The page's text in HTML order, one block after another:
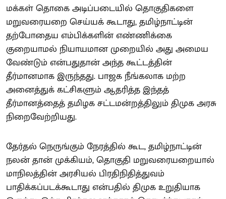
மக்கள் தொகை அடிப்படையில் தொகுதிகளை
மறுவரையறை செய்யக் கூடாது, தமிழ்நாட்டின்
தற்போதைய எம்பிக்களின் எண்ணிக்கை
குறையாமல் நியாயமான முறையில் அது அமைய
வேண்டும் என்பதுதான் அந்த கூட்டத்தின்
தீர்மானமாக இருந்தது. பாஜக நீங்கலாக மற்ற
அனைத்துக் கட்சிகளும் ஆதரித்த இந்தத்
தீர்மானத்தைத் தமிழக சட்டமன்றத்திலும் திமுக அரசு
நிறைவேற்றியது.
தேர்தல் நெருங்கும் நேரத்தில் கூட, தமிழ்நாட்டின்
நலன் தான் முக்கியம், தொகுதி மறுவரையறையால்
மாநிலத்தின் அரசியல் பிரதிநிதித்துவம்
பாதிக்கப்படக்கூடாது என்பதில் திமுக உறுதியாக